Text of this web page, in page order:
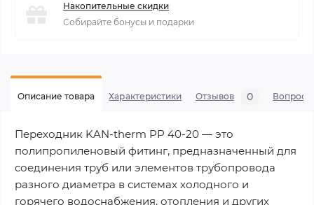
Накопительные скидки
Собирайте бонусы и подарки
Описание товара Характеристики Отзывов 0 Вопросы
Переходник KAN-therm PP 40-20 — это
полипропиленовый фитинг, предназначенный для
соединения труб или элементов трубопровода
разного диаметра в системах холодного и
горячего водоснабжения, отопления и других